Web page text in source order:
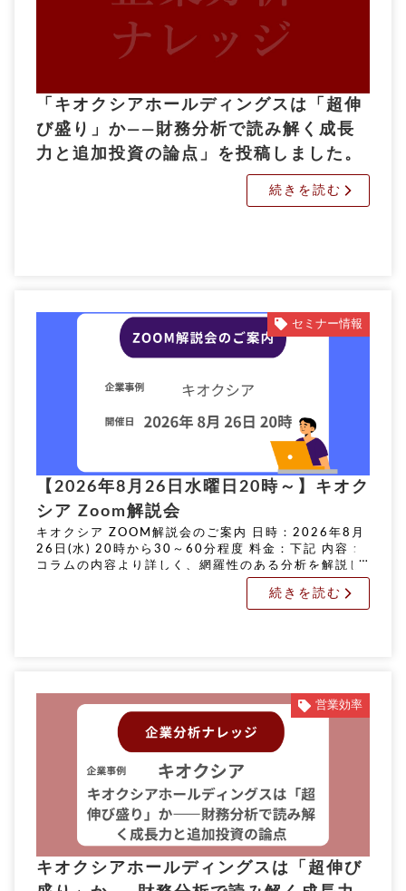
「キオクシアホールディングスは「超伸
び盛り」か――財務分析で読み解く成長
力と追加投資の論点」を投稿しました。
続きを読む
セミナー情報
【2026年8月26日水曜日20時～】キオク
シア Zoom解説会
キオクシア ZOOM解説会のご案内 日時：2026年8月
26日(水) 20時から30～60分程度 料金：下記 内容：
コラムの内容より詳しく、網羅性のある分析を解説し
ます。 申込期限：8月24日(月) 正午 実施方法：オン
続きを読む
営業効率
キオクシアホールディングスは「超伸び